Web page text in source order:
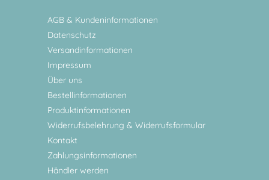
AGB & Kundeninformationen
Datenschutz
Versandinformationen
Impressum
Über uns
Bestellinformationen
Produktinformationen
Widerrufsbelehrung & Widerrufsformular
Kontakt
Zahlungsinformationen
Händler werden